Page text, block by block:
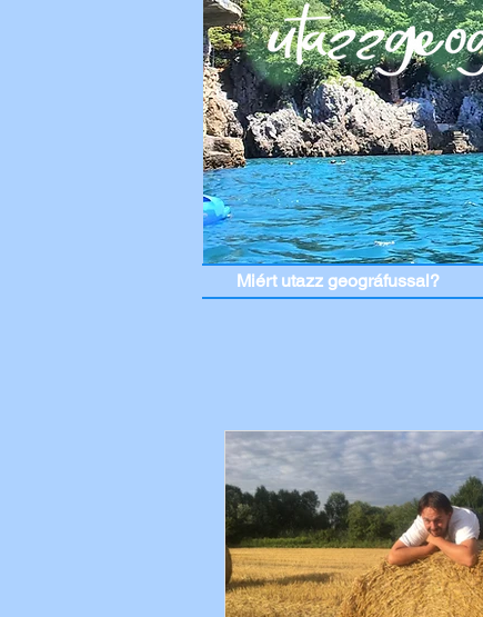
Miért utazz geográfussal?